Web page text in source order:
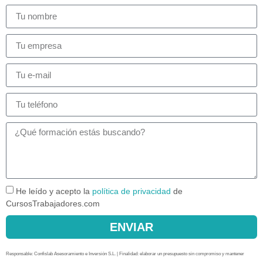
He leído y acepto la política de privacidad de
CursosTrabajadores.com
ENVIAR
Responsable: Confislab Asesoramiento e Inversión S.L. | Finalidad: elaborar un presupuesto sin compromiso y mantener